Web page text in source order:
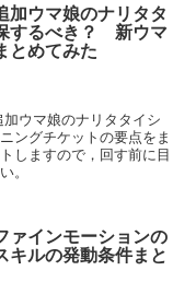
加ウマ娘のナリタタ
するべき？ 新ウマ
とめてみた
加ウマ娘のナリタタイシ
ングチケットの要点をま
しますので，回す前に目
。
ァインモーションの
キルの発動条件まと